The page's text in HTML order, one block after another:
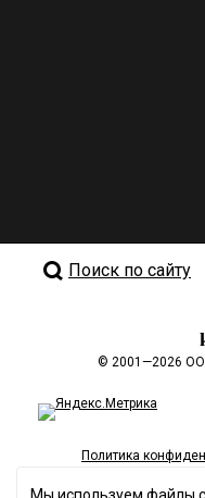
Поиск по сайту
© 2001—2026
Политика